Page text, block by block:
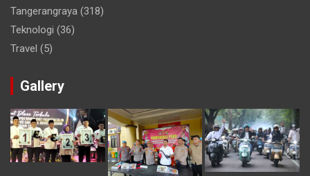
Tangerangraya (318)
Teknologi (36)
Travel (5)
Gallery